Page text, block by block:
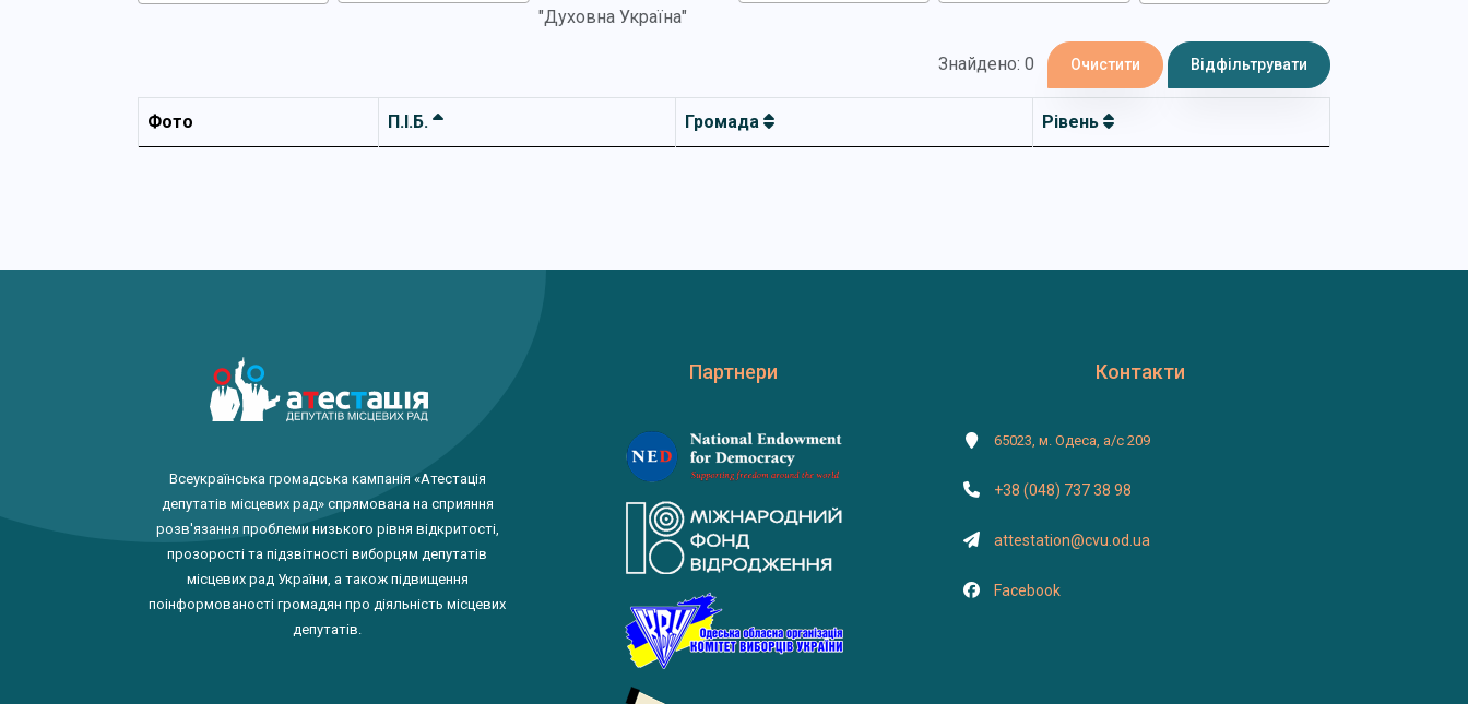
"Духовна Україна"
Знайдено: 0 Очистити Відфільтрувати
Фото П.І.Б. Громада Рівень
Всеукраїнська громадська кампанія «Атестація
депутатів місцевих рад» спрямована на сприяння
розв'язання проблеми низького рівня відкритості,
прозорості та підзвітності виборцям депутатів
місцевих рад України, а також підвищення
поінформованості громадян про діяльність місцевих
депутатів.
Партнери Контакти
65023, м. Одеса, а/с 209
+38 (048) 737 38 98
attestation@cvu.od.ua
Facebook